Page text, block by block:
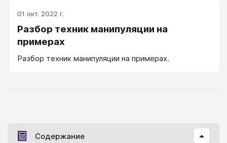
01 окт. 2022 г.
Разбор техник манипуляции на
примерах
Разбор техник манипуляции на примерах.
Содержание